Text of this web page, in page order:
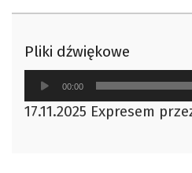
Pliki dźwiękowe
Odtwarzacz
plików
dźwiękowych
00:00
17.11.2025 Expresem